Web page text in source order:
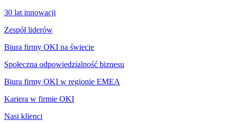
30 lat innowacji
Zespół liderów
Biura firmy OKI na świecie
Społeczna odpowiedzialność biznesu
Biura firmy OKI w regionie EMEA
Kariera w firmie OKI
Nasi klienci